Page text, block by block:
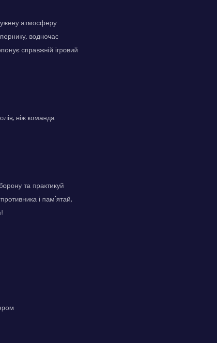
атмосферу
водночас
справжній ігровий
ніж команда
та практикуй
і пам'ятай,